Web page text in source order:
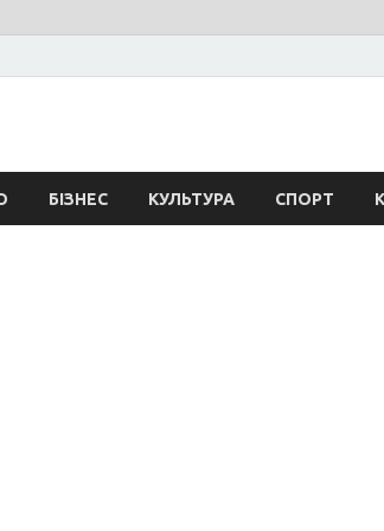
БІЗНЕС КУЛЬТУРА СПОРТ